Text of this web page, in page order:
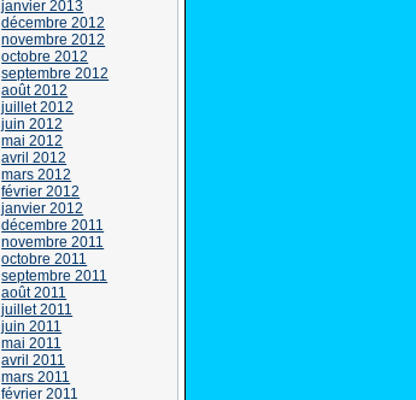
janvier 2013
décembre 2012
novembre 2012
octobre 2012
septembre 2012
août 2012
juillet 2012
juin 2012
mai 2012
avril 2012
mars 2012
février 2012
janvier 2012
décembre 2011
novembre 2011
octobre 2011
septembre 2011
août 2011
juillet 2011
juin 2011
mai 2011
avril 2011
mars 2011
février 2011